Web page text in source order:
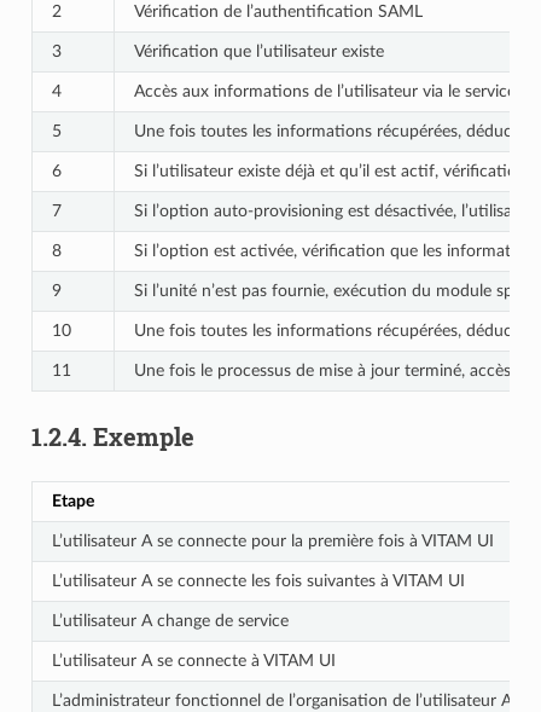
2 Vérification de l’authentification SAML
3 Vérification que l’utilisateur existe
4 Accès aux informations de l’utilisateur via le service
5 Une fois toutes les informations récupérées,
6 Si l’utilisateur existe déjà et qu’il est actif, vérification
7 Si l’option auto-provisioning est désactivée,
8 Si l’option est activée, vérification que les
9 Si l’unité n’est pas fournie, exécution du module
10 Une fois toutes les informations récupérées,
11 Une fois le processus de mise à jour terminé, accès au
1.2.4. Exemple
Etape
L’utilisateur A se connecte pour la première fois à VITAM UI
L’utilisateur A se connecte les fois suivantes à VITAM UI
L’utilisateur A change de service
L’utilisateur A se connecte à VITAM UI
L’administrateur fonctionnel de l’organisation de l’utilisateur A